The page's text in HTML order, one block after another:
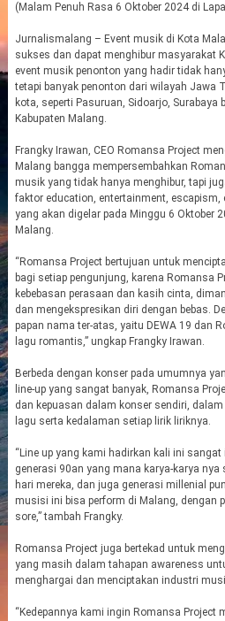
(Malam Penuh Rasa 6 Oktober 2024 di
Jurnalismalang – Event musik di Kota
sukses dan dapat menghibur masyarakat
event musik penonton yang hadir tidak
tetapi banyak penonton dari wilayah Jawa
kota, seperti Pasuruan, Sidoarjo, Surabaya
Kabupaten Malang.
Frangky Irawan, CEO Romansa Project
Malang bangga mempersembahkan
musik yang tidak hanya menghibur, tapi
faktor education, entertainment,
yang akan digelar pada Minggu 6 Oktober
Malang.
“Romansa Project bertujuan untuk
bagi setiap pengunjung, karena Romansa
kebebasan perasaan dan kasih cinta,
dan mengekspresikan diri dengan bebas.
papan nama ter-atas, yaitu DEWA 19 dan
lagu romantis,” ungkap Frangky Irawan.
Berbeda dengan konser pada umumnya
line-up yang sangat banyak, Romansa
dan kepuasan dalam konser sendiri,
lagu serta kedalaman setiap lirik liriknya.
“Line up yang kami hadirkan kali ini
generasi 90an yang mana karya-karya
hari mereka, dan juga generasi millenial
musisi ini bisa perform di Malang, dengan
sore,” tambah Frangky.
Romansa Project juga bertekad untuk
yang masih dalam tahapan awareness
menghargai dan menciptakan industri
“Kedepannya kami ingin Romansa Project